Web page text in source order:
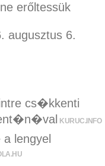
erőltessük
augusztus 6.
cs�kkenti
KURUC.INFO
lengyel